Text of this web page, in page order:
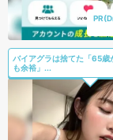
バイアグラは捨てた「65
も余裕」...